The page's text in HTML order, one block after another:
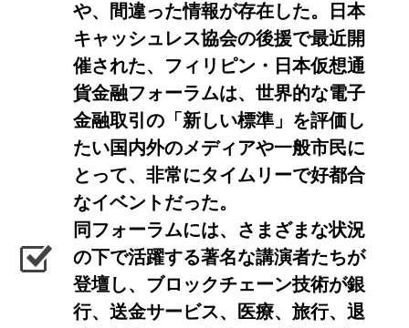
や、間違った情報が存在した。日本
キャッシュレス協会の後援で最近開
催された、フィリピン・日本仮想通
貨金融フォーラムは、世界的な電子
金融取引の「新しい標準」を評価し
たい国内外のメディアや一般市民に
とって、非常にタイムリーで好都合
なイベントだった。
同フォーラムには、さまざまな状況
の下で活躍する著名な講演者たちが
登壇し、ブロックチェーン技術が銀
行、送金サービス、医療、旅行、退